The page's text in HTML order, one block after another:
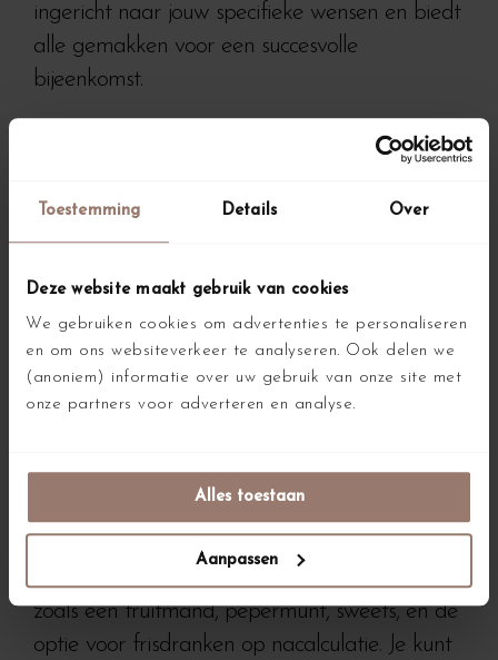
Toestemming Details Over
Deze website maakt gebruik van cookies
We gebruiken cookies om advertenties te personaliseren
en om ons websiteverkeer te analyseren. Ook delen we
(anoniem) informatie over uw gebruik van onze site met
onze partners voor adverteren en analyse.
Alles toestaan
Aanpassen
ingericht naar jouw specifieke wensen en biedt
alle gemakken voor een succesvolle
bijeenkomst.
verfijnd om jouw ervaring bij Beachhouse
zaalhuur is beschikbaar voor halve dagen (4
zoals een fruitmand, pepermunt, sweets, en de
optie voor frisdranken op nacalculatie. Je kunt